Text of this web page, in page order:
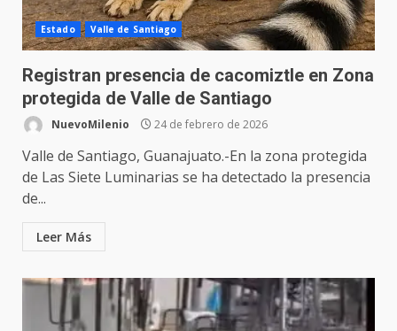
Estado Valle de Santiago
Registran presencia de cacomiztle en Zona
protegida de Valle de Santiago
NuevoMilenio 24 de febrero de 2026
Valle de Santiago, Guanajuato.-En la zona protegida
de Las Siete Luminarias se ha detectado la presencia
de...
Leer Más